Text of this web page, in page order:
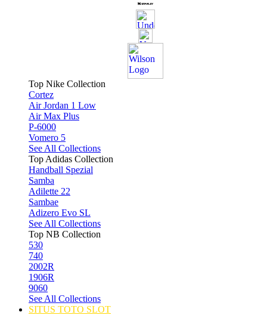
Top Nike Collection
Cortez
Air Jordan 1 Low
Air Max Plus
P-6000
Vomero 5
See All Collections
Top Adidas Collection
Handball Spezial
Samba
Adilette 22
Sambae
Adizero Evo SL
See All Collections
Top NB Collection
530
740
2002R
1906R
9060
See All Collections
SITUS TOTO SLOT